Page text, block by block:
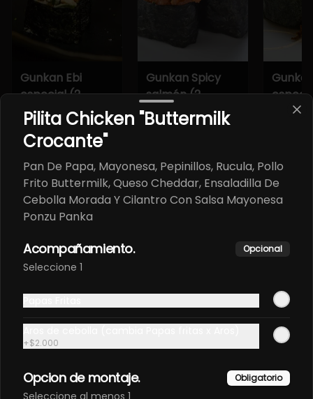
Gunkan Ebi
especial (2
piezas)
$5.900
Gunkan Spicy
salmón (2
piezas)
$5.900
piezas)
Temaki - Hosomaki Ver más
Rolls tradicionales y creativos, elaborados al momento con
ingredientes frescos y sabores auténticos de la cocina
japonesa.
Sake maki (8
piezas)
Pilita Chicken "Buttermilk
Crocante"
Pan De Papa, Mayonesa, Pepinillos, Rucula, Pollo
Frito Buttermilk, Queso Cheddar, Ensaladilla De
Cebolla Morada Y Cilantro Con Salsa Mayonesa
Ponzu Panka
Acompañamiento. Opcional
Seleccione 1
+$2.000
Opcion de montaje. Obligatorio
Seleccione al menos 1